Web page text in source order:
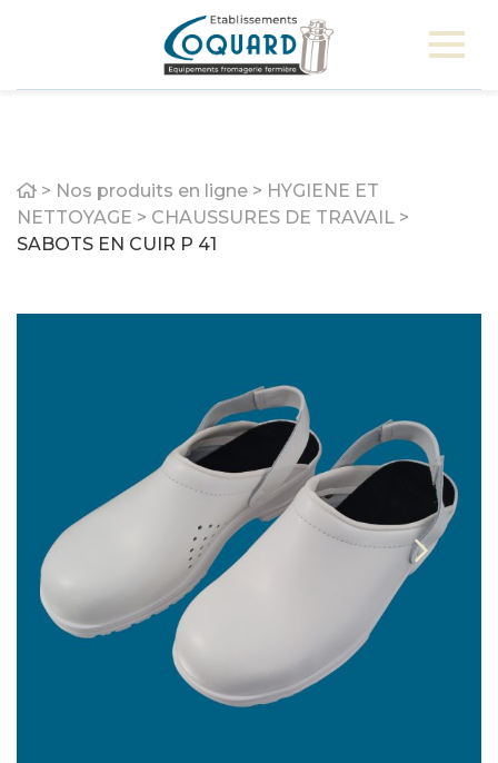
Home
> Nos produits en ligne > HYGIENE ET
NETTOYAGE > CHAUSSURES DE TRAVAIL >
SABOTS EN CUIR P 41